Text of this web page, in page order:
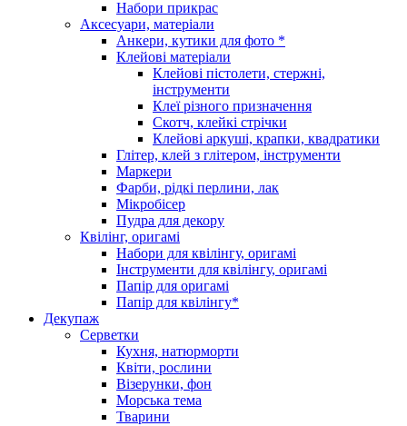
Набори прикрас
Аксесуари, матеріали
Анкери, кутики для фото *
Клейові матеріали
Клейові пістолети, стержні,
інструменти
Клеї різного призначення
Скотч, клейкі стрічки
Клейові аркуші, крапки, квадратики
Глітер, клей з глітером, інструменти
Маркери
Фарби, рідкі перлини, лак
Мікробісер
Пудра для декору
Квілінг, оригамі
Набори для квілінгу, оригамі
Інструменти для квілінгу, оригамі
Папір для оригамі
Папір для квілінгу*
Декупаж
Серветки
Кухня, натюрморти
Квіти, рослини
Візерунки, фон
Морська тема
Тварини